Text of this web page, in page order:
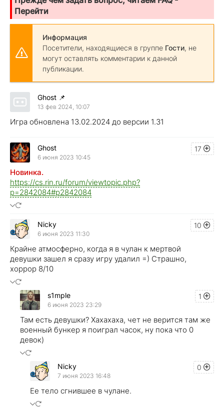
Перейти
Информация
Посетители, находящиеся в группе Гости, не
могут оставлять комментарии к данной
публикации.
Ghost 📌
13 фев 2024, 10:07
Игра обновлена 13.02.2024 до версии 1.31
17
Ghost
6 июня 2023 10:45
Новинка.
https://cs.rin.ru/forum/viewtopic.php?
p=2842084#p2842084
10
Nicky
6 июня 2023 11:30
Крайне атмосферно, когда я в чулан к мертвой
девушки зашел я сразу игру удалил =) Страшно,
хоррор 8/10
1
s1mple
6 июня 2023 23:29
Там есть девушки? Хахахаха, чет не верится там же
военный бункер я поиграл часок, ну пока что 0
девок)
0
Nicky
7 июня 2023 16:48
Ее тело сгнившее в чулане.